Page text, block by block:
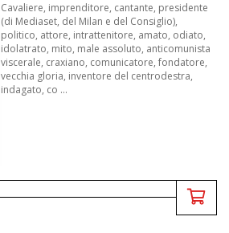
Cavaliere, imprenditore, cantante, presidente
(di Mediaset, del Milan e del Consiglio),
politico, attore, intrattenitore, amato, odiato,
idolatrato, mito, male assoluto, anticomunista
viscerale, craxiano, comunicatore, fondatore,
vecchia gloria, inventore del centrodestra,
indagato, co ...